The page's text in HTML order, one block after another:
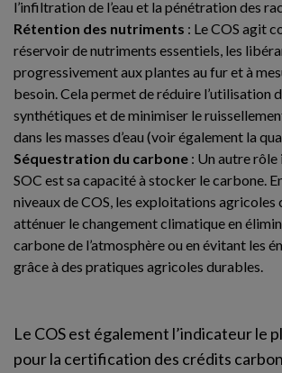
l’infiltration de l’eau et la pénétration des
Rétention des nutriments : Le COS agit
réservoir de nutriments essentiels, les
progressivement aux plantes au fur et à
besoin. Cela permet de réduire l’utilisation
synthétiques et de minimiser le
dans les masses d’eau (voir également la
Séquestration du carbone : Un autre
SOC est sa capacité à stocker le carbone.
niveaux de COS, les exploitations agricoles
atténuer le changement climatique en
carbone de l’atmosphère ou en évitant les
grâce à des pratiques agricoles durables.
Le COS est également l’indicateur le
pour la certification des crédits